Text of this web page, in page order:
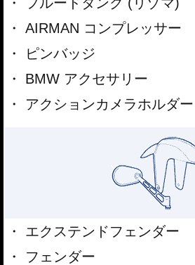
AIRMAN コンプレッサー
ピンバッジ
BMW アクセサリー
アクションカメラホルダー
エクステンドフェンダー
フェンダー